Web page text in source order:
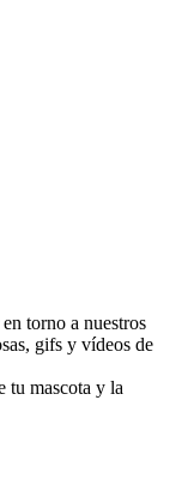
torno a nuestros
gifs y vídeos de
tu mascota y la